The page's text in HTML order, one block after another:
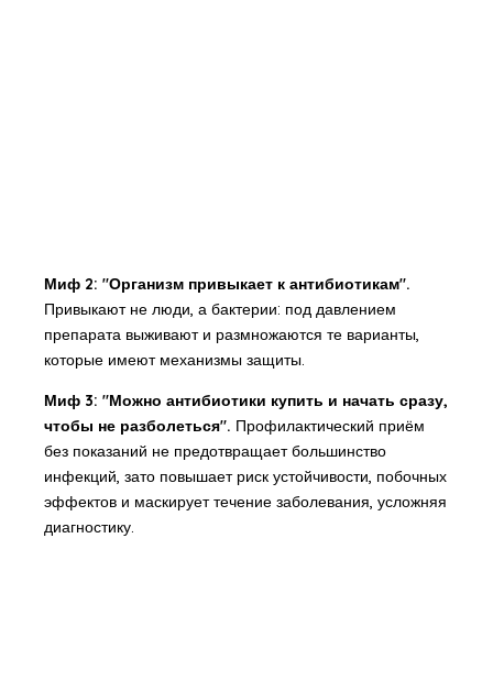
Миф 2: "Организм привыкает к антибиотикам".
Привыкают не люди, а бактерии: под давлением
препарата выживают и размножаются те варианты,
которые имеют механизмы защиты.
Миф 3: "Можно антибиотики купить и начать сразу,
чтобы не разболеться". Профилактический приём
без показаний не предотвращает большинство
инфекций, зато повышает риск устойчивости, побочных
эффектов и маскирует течение заболевания, усложняя
диагностику.